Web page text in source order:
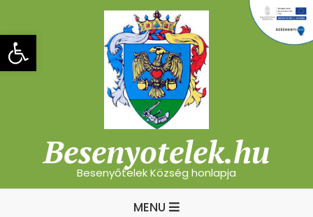
Eszköztár megnyitása
content
Besenyotelek.hu
Besenyőtelek Község honlapja
MENU